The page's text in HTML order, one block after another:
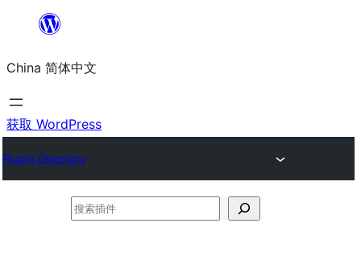
内
容
China 简体中文
获取 WordPress
Plugin Directory
搜